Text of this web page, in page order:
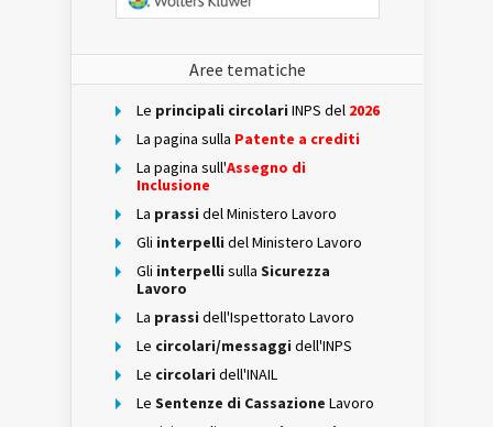
Aree tematiche
Le principali circolari INPS del 2026
La pagina sulla Patente a crediti
La pagina sull'Assegno di
Inclusione
La prassi del Ministero Lavoro
Gli interpelli del Ministero Lavoro
Gli interpelli sulla Sicurezza
Lavoro
La prassi dell'Ispettorato Lavoro
Le circolari/messaggi dell'INPS
Le circolari dell'INAIL
Le Sentenze di Cassazione Lavoro